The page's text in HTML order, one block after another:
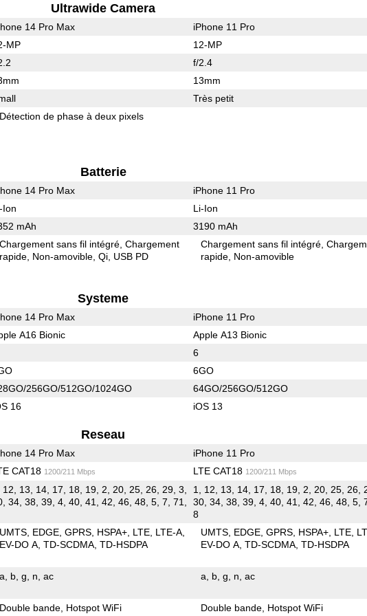
Ultrawide Camera
14 Pro Max iPhone 11 Pro
MP 12-MP
f/2.4
13mm
Très petit
Détection de phase à deux pixels
Batterie
14 Pro Max iPhone 11 Pro
Ion Li-Ion
mAh 3190 mAh
Chargement sans fil intégré Chargement
rapide Non-amovible Qi USB PD
Chargement sans fil intégré
rapide Non-amovible
Systeme
14 Pro Max iPhone 11 Pro
A16 Bionic Apple A13 Bionic
6
6GO
256GO/512GO/1024GO 64GO/256GO/512GO
16 iOS 13
Reseau
14 Pro Max iPhone 11 Pro
CAT18 1200/211 Mbps LTE CAT18 1200/211 Mbps
12, 13, 14, 17, 18, 19, 2, 20, 25, 26, 29, 3,
34, 38, 39, 4, 40, 41, 42, 46, 48, 5, 7, 71,
1, 12, 13, 14, 17, 18, 19, 2, 20, 25, 26,
30, 34, 38, 39, 4, 40, 41, 42, 46, 48, 5,
8
UMTS EDGE GPRS HSPA+ LTE LTE-A
EV-DO A TD-SCDMA TD-HSDPA
UMTS EDGE GPRS HSPA+ LTE
EV-DO A TD-SCDMA TD-HSDPA
a b g n ac a b g n ac
Double bande Hotspot WiFi Double bande Hotspot WiFi